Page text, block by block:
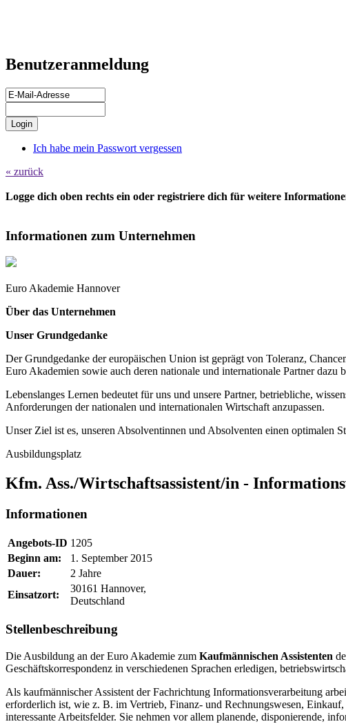
Benutzeranmeldung
Ich habe mein Passwort vergessen
« zurück
Logge dich oben rechts ein oder registriere dich für weitere
Informationen zum Unternehmen
Euro Akademie Hannover
Über das Unternehmen
Unser Grundgedanke
Der Grundgedanke der europäischen Union ist geprägt von Toleranz,
Euro Akademien sowie auch deren nationale und internationale Partner
Lebenslanges Lernen bedeutet für uns und unsere Partner, betriebliche,
Anforderungen der nationalen und internationalen Wirtschaft anzupassen.
Unser Ziel ist es, unseren Absolventinnen und Absolventen einen optimalen
Ausbildungsplatz
Kfm. Ass./Wirtschaftsassistent/in -
Informationen
Angebots-ID 1205
Beginn am:
1. September 2015
Dauer:
2 Jahre
Einsatzort:
30161 Hannover,
Deutschland
Stellenbeschreibung
Die Ausbildung an der Euro Akademie zum Kaufmännischen Assistenten
Geschäftskorrespondenz in verschiedenen Sprachen erledigen,
Als kaufmännischer Assistent der Fachrichtung Informationsverarbeitung
erforderlich ist, wie z. B. im Vertrieb, Finanz- und Rechnungswesen,
interessante Arbeitsfelder. Sie nehmen vor allem planende, disponierende,